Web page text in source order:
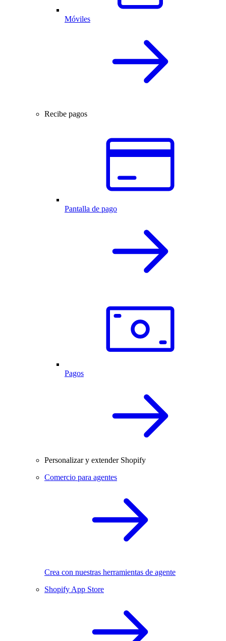
Móviles
Recibe pagos
Pantalla de pago
Pagos
Personalizar y extender Shopify
Comercio para agentes
Crea con nuestras herramientas de agente
Shopify App Store